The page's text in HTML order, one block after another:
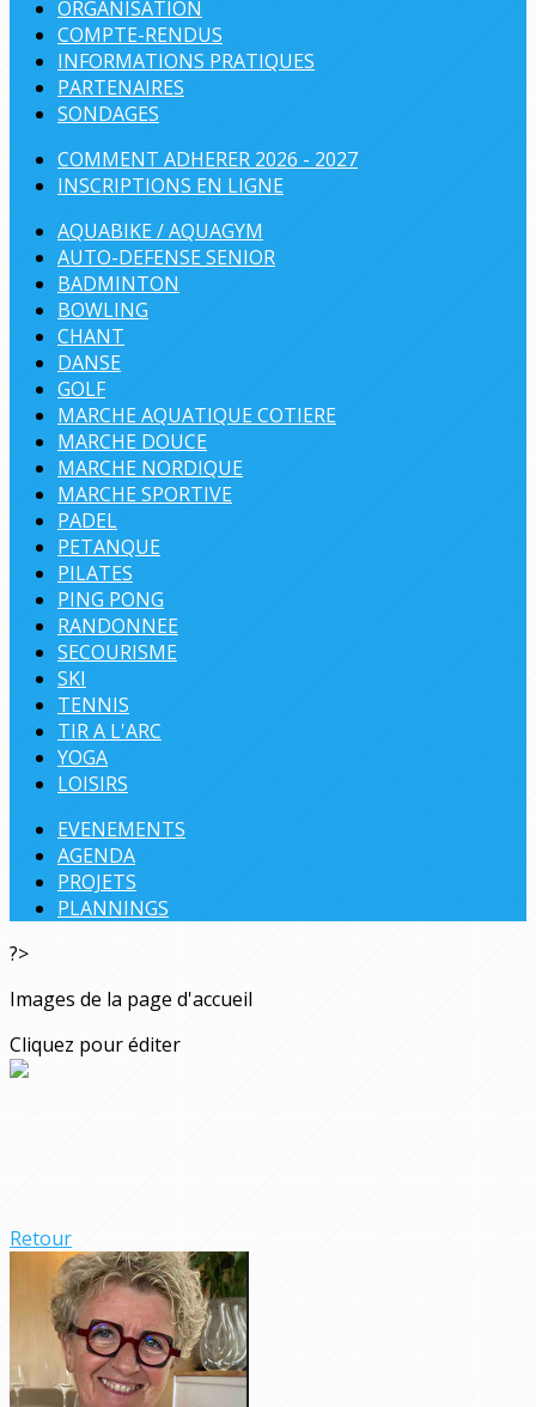
ORGANISATION
COMPTE-RENDUS
INFORMATIONS PRATIQUES
PARTENAIRES
SONDAGES
COMMENT ADHERER 2026 - 2027
INSCRIPTIONS EN LIGNE
AQUABIKE / AQUAGYM
AUTO-DEFENSE SENIOR
BADMINTON
BOWLING
CHANT
DANSE
GOLF
MARCHE AQUATIQUE COTIERE
MARCHE DOUCE
MARCHE NORDIQUE
MARCHE SPORTIVE
PADEL
PETANQUE
PILATES
PING PONG
RANDONNEE
SECOURISME
SKI
TENNIS
TIR A L'ARC
YOGA
LOISIRS
EVENEMENTS
AGENDA
PROJETS
PLANNINGS
?>
Images de la page d'accueil
Cliquez pour éditer
Retour